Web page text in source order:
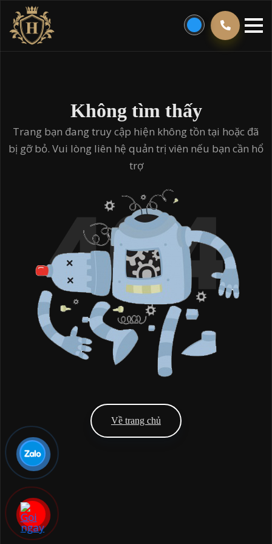
Không tìm thấy
Trang bạn đang truy cập hiện không tồn tại hoặc đã
bị gỡ bỏ. Vui lòng liên hệ quản trị viên nếu bạn cần hổ
trợ
Về trang chủ